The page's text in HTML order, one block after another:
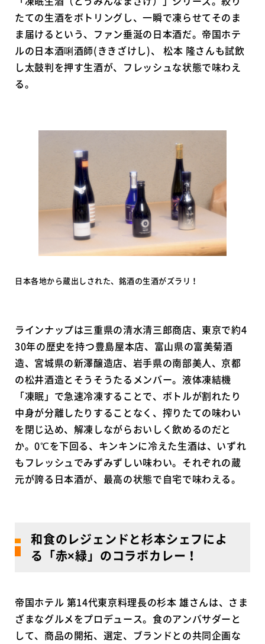
たての生酒をボトリングし、一瞬で凍らせてそのま
ま届けるという、ファン垂涎の日本酒だ。帝国ホテ
ルの日本酒唎酒師(ききざけし)、 松本 隆さんも試飲
し太鼓判を押す生酒が、フレッシュな状態で味わえ
る。
日本各地から蔵出しされた、銘酒の生酒がズラリ！
ラインナップは三重県の清水清三郎商店、東京で約4
30年の歴史を持つ豊島屋本店、富山県の富美菊酒
造、宮城県の新澤醸造店、岩手県の南部美人、京都
の松井酒造とそうそうたるメンバー。液体凍結機
「凍眠」で急速冷凍することで、ボトルが割れたり
中身が分離したりすることなく、搾りたての味わい
を閉じ込め、解凍しながらおいしく飲めるのだと
か。0℃を下回る、キンキンに冷えた生酒は、いずれ
もフレッシュでみずみずしい味わい。それぞれの蔵
元が誇る日本酒が、最高の状態で自宅で味わえる。
和食のレジェンドと杉本シェフによ
る「赤×緑」のコラボカレー！
帝国ホテル 第14代東京料理長の杉本 雄さんは、さま
ざまなグルメをプロデュース。食のアンバサダーと
して、商品の開拓、選定、ブランドとの共同企画な